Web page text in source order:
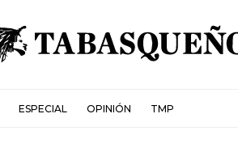
ESPECIAL OPINIÓN TMP